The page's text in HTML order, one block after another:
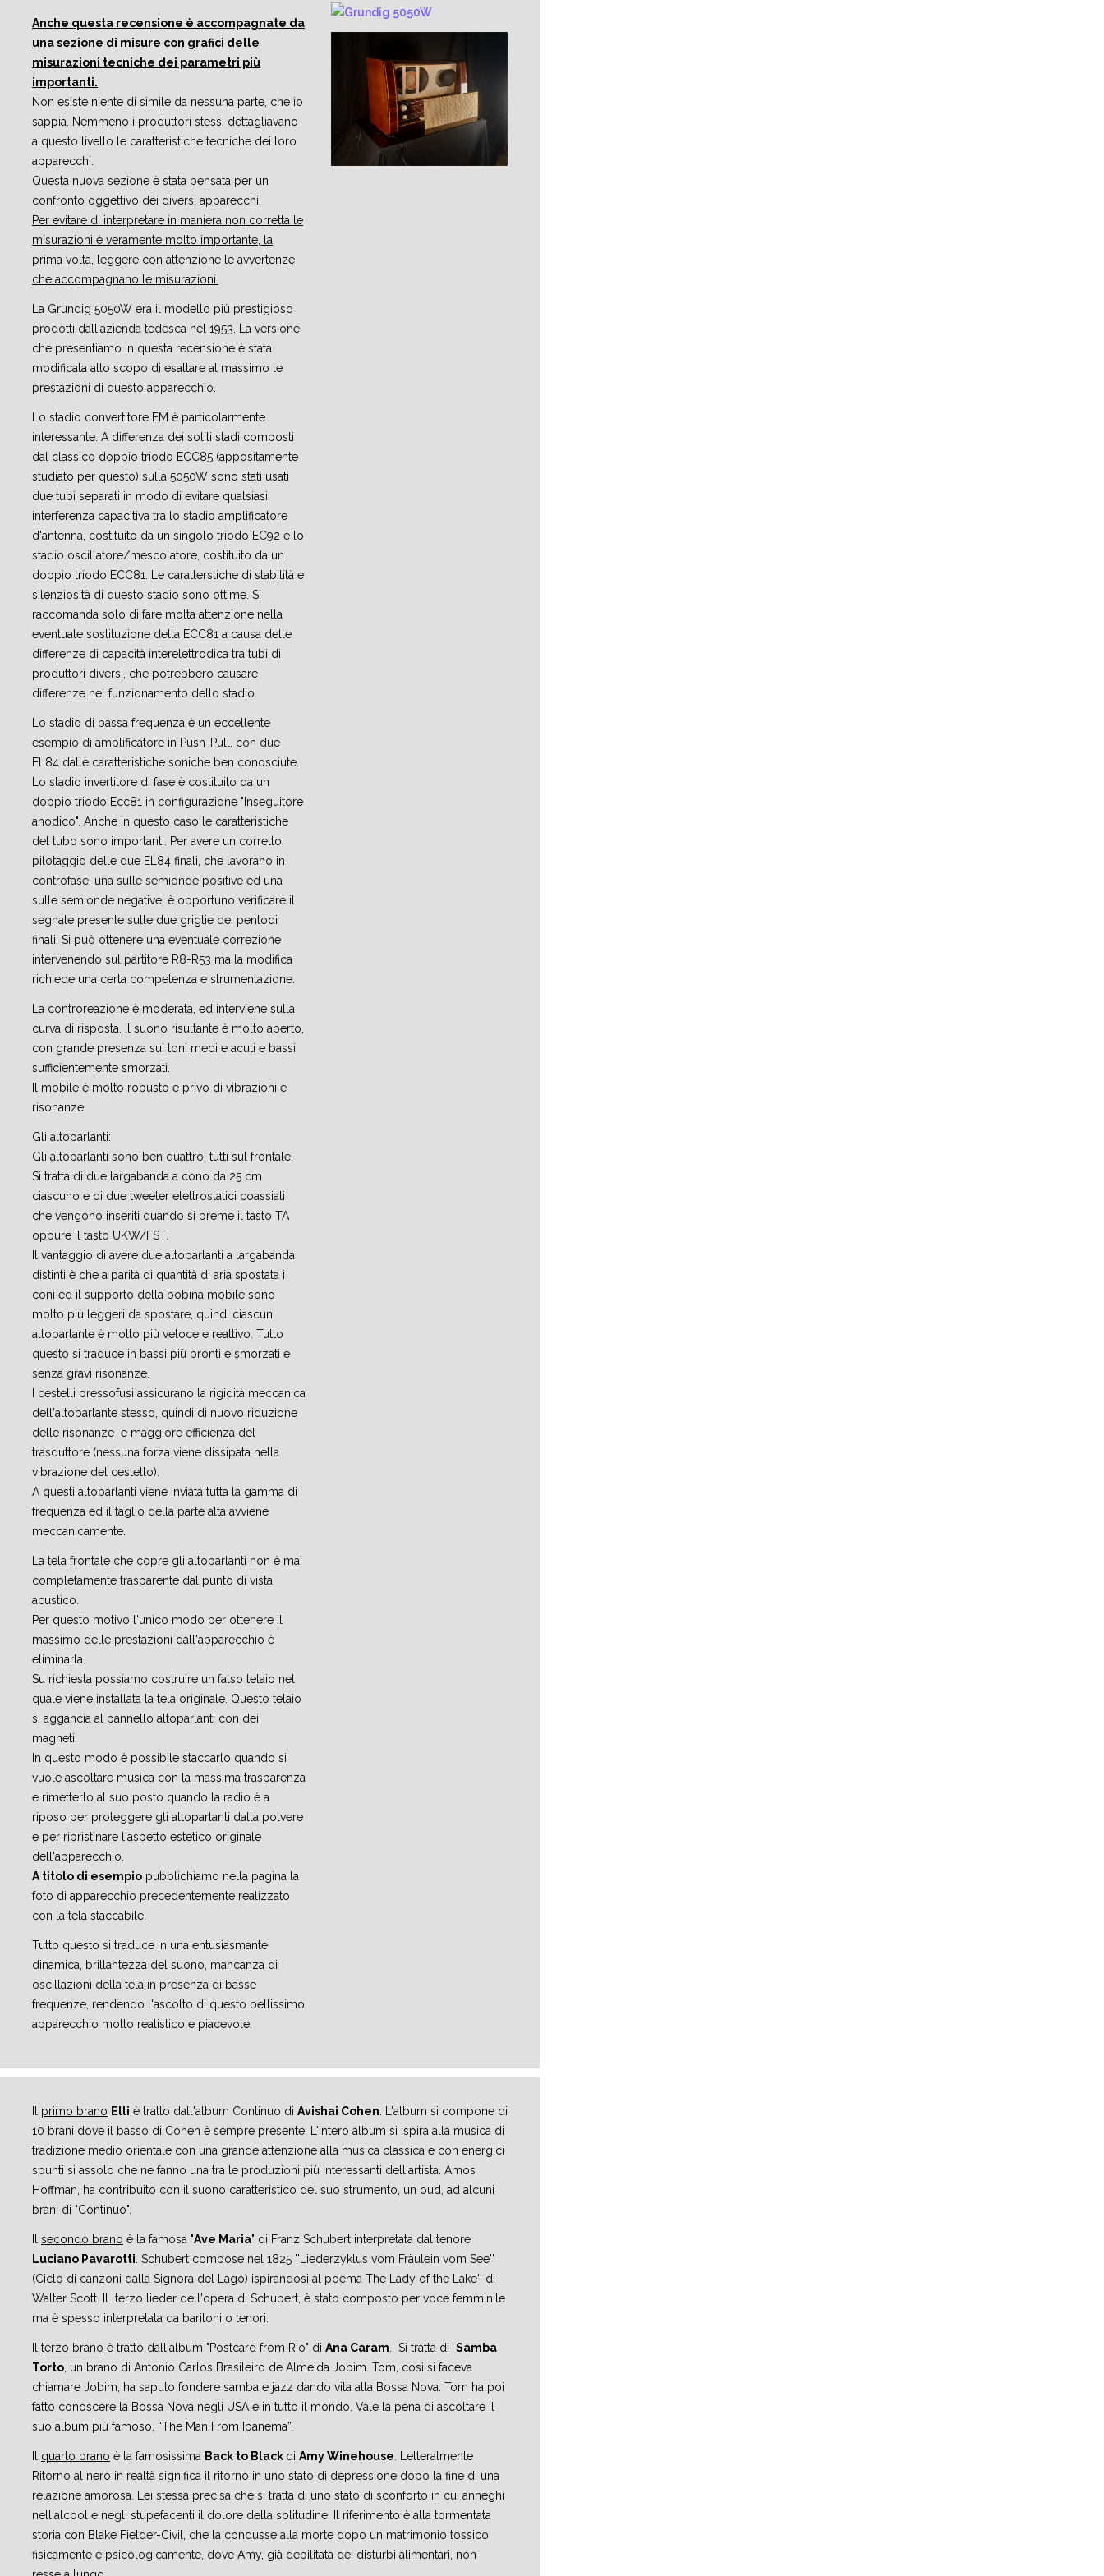
Anche questa recensione è accompagnate da
una sezione di misure con grafici delle
misurazioni tecniche dei parametri più
importanti.
Non esiste niente di simile da nessuna parte, che io
sappia. Nemmeno i produttori stessi dettagliavano
a questo livello le caratteristiche tecniche dei loro
apparecchi.
Questa nuova sezione è stata pensata per un
confronto oggettivo dei diversi apparecchi.
Per evitare di interpretare in maniera non corretta le
misurazioni è veramente molto importante, la
prima volta, leggere con attenzione le avvertenze
che accompagnano le misurazioni.
La Grundig 5050W era il modello più prestigioso
prodotti dall'azienda tedesca nel 1953. La versione
che presentiamo in questa recensione è stata
modificata allo scopo di esaltare al massimo le
prestazioni di questo apparecchio.
Lo stadio convertitore FM è particolarmente
interessante. A differenza dei soliti stadi composti
dal classico doppio triodo ECC85 (appositamente
studiato per questo) sulla 5050W sono stati usati
due tubi separati in modo di evitare qualsiasi
interferenza capacitiva tra lo stadio amplificatore
d'antenna, costituito da un singolo triodo EC92 e lo
stadio oscillatore/mescolatore, costituito da un
doppio triodo ECC81. Le caratterstiche di stabilità e
silenziosità di questo stadio sono ottime. Si
raccomanda solo di fare molta attenzione nella
eventuale sostituzione della ECC81 a causa delle
differenze di capacità interelettrodica tra tubi di
produttori diversi, che potrebbero causare
differenze nel funzionamento dello stadio.
Lo stadio di bassa frequenza è un eccellente
esempio di amplificatore in Push-Pull, con due
EL84 dalle caratteristiche soniche ben conosciute.
Lo stadio invertitore di fase è costituito da un
doppio triodo Ecc81 in configurazione "Inseguitore
anodico". Anche in questo caso le caratteristiche
del tubo sono importanti. Per avere un corretto
pilotaggio delle due EL84 finali, che lavorano in
controfase, una sulle semionde positive ed una
sulle semionde negative, è opportuno verificare il
segnale presente sulle due griglie dei pentodi
finali. Si può ottenere una eventuale correzione
intervenendo sul partitore R8-R53 ma la modifica
richiede una certa competenza e strumentazione.
La controreazione è moderata, ed interviene sulla
curva di risposta. Il suono risultante è molto aperto,
con grande presenza sui toni medi e acuti e bassi
sufficientemente smorzati.
Il mobile è molto robusto e privo di vibrazioni e
risonanze.
Gli altoparlanti:
Gli altoparlanti sono ben quattro, tutti sul frontale.
Si tratta di due largabanda a cono da 25 cm
ciascuno e di due tweeter elettrostatici coassiali
che vengono inseriti quando si preme il tasto TA
oppure il tasto UKW/FST.
Il vantaggio di avere due altoparlanti a largabanda
distinti è che a parità di quantità di aria spostata i
coni ed il supporto della bobina mobile sono
molto più leggeri da spostare, quindi ciascun
altoparlante è molto più veloce e reattivo. Tutto
questo si traduce in bassi più pronti e smorzati e
senza gravi risonanze.
I cestelli pressofusi assicurano la rigidità meccanica
dell'altoparlante stesso, quindi di nuovo riduzione
delle risonanze e maggiore efficienza del
trasduttore (nessuna forza viene dissipata nella
vibrazione del cestello).
A questi altoparlanti viene inviata tutta la gamma di
frequenza ed il taglio della parte alta avviene
meccanicamente.
La tela frontale che copre gli altoparlanti non è mai
completamente trasparente dal punto di vista
acustico.
Per questo motivo l'unico modo per ottenere il
massimo delle prestazioni dall'apparecchio è
eliminarla.
Su richiesta possiamo costruire un falso telaio nel
quale viene installata la tela originale. Questo telaio
si aggancia al pannello altoparlanti con dei
magneti.
In questo modo è possibile staccarlo quando si
vuole ascoltare musica con la massima trasparenza
e rimetterlo al suo posto quando la radio è a
riposo per proteggere gli altoparlanti dalla polvere
e per ripristinare l'aspetto estetico originale
dell'apparecchio.
A titolo di esempio pubblichiamo nella pagina la
foto di apparecchio precedentemente realizzato
con la tela staccabile.
Tutto questo si traduce in una entusiasmante
dinamica, brillantezza del suono, mancanza di
oscillazioni della tela in presenza di basse
frequenze, rendendo l'ascolto di questo bellissimo
apparecchio molto realistico e piacevole.
Il primo brano Elli è tratto dall'album Continuo di Avishai Cohen. L'album si compone di
10 brani dove il basso di Cohen è sempre presente. L'intero album si ispira alla musica di
tradizione medio orientale con una grande attenzione alla musica classica e con energici
spunti si assolo che ne fanno una tra le produzioni più interessanti dell'artista. Amos
Hoffman, ha contribuito con il suono caratteristico del suo strumento, un oud, ad alcuni
brani di "Continuo".
Il secondo brano è la famosa "Ave Maria" di Franz Schubert interpretata dal tenore
Luciano Pavarotti. Schubert compose nel 1825 ''Liederzyklus vom Fräulein vom See''
(Ciclo di canzoni dalla Signora del Lago) ispirandosi al poema The Lady of the Lake'' di
Walter Scott. Il terzo lieder dell'opera di Schubert, è stato composto per voce femminile
ma è spesso interpretata da baritoni o tenori.
Il terzo brano è tratto dall'album "Postcard from Rio" di Ana Caram. Si tratta di Samba
Torto, un brano di Antonio Carlos Brasileiro de Almeida Jobim. Tom, così si faceva
chiamare Jobim, ha saputo fondere samba e jazz dando vita alla Bossa Nova. Tom ha poi
fatto conoscere la Bossa Nova negli USA e in tutto il mondo. Vale la pena di ascoltare il
suo album più famoso, “The Man From Ipanema”.
Il quarto brano è la famosissima Back to Black di Amy Winehouse. Letteralmente
Ritorno al nero in realtà significa il ritorno in uno stato di depressione dopo la fine di una
relazione amorosa. Lei stessa precisa che si tratta di uno stato di sconforto in cui anneghi
nell'alcool e negli stupefacenti il dolore della solitudine. Il riferimento è alla tormentata
storia con Blake Fielder-Civil, che la condusse alla morte dopo un matrimonio tossico
fisicamente e psicologicamente, dove Amy, già debilitata dei disturbi alimentari, non